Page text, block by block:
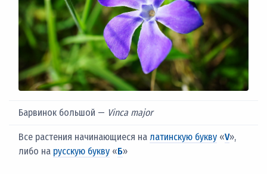
Барвинок большой — Vinca major
Все растения начинающиеся на латинскую букву «V»,
либо на русскую букву «Б»